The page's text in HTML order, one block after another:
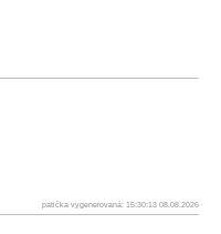
patička vygenerovaná: 15:30:13 08.08.2026